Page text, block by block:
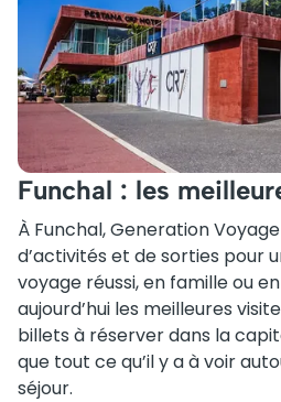
Funchal : les
À Funchal, Generation
d’activités et de sorties pour
voyage réussi, en famille ou
aujourd’hui les meilleures
billets à réserver dans la
que tout ce qu’il y a à voir
séjour.